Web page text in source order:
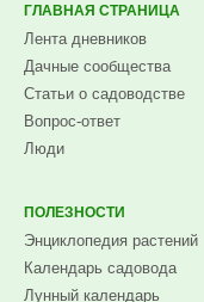
ГЛАВНАЯ СТРАНИЦА
Лента дневников
Дачные сообщества
Статьи о садоводстве
Вопрос-ответ
Люди
ПОЛЕЗНОСТИ
Энциклопедия растений
Календарь садовода
Лунный календарь